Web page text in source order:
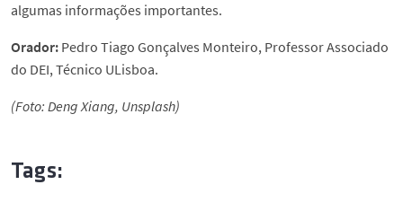
algumas informações importantes.
Orador: Pedro Tiago Gonçalves Monteiro, Professor Associado
do DEI, Técnico ULisboa.
(Foto: Deng Xiang, Unsplash)
Tags: